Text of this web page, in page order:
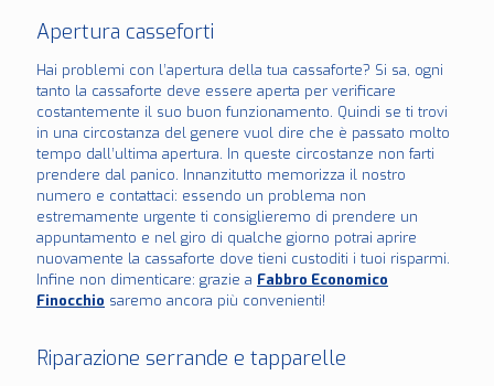
Apertura casseforti
Hai problemi con l’apertura della tua cassaforte? Si sa, ogni
tanto la cassaforte deve essere aperta per verificare
costantemente il suo buon funzionamento. Quindi se ti trovi
in una circostanza del genere vuol dire che è passato molto
tempo dall’ultima apertura. In queste circostanze non farti
prendere dal panico. Innanzitutto memorizza il nostro
numero e contattaci: essendo un problema non
estremamente urgente ti consiglieremo di prendere un
appuntamento e nel giro di qualche giorno potrai aprire
nuovamente la cassaforte dove tieni custoditi i tuoi risparmi.
Infine non dimenticare: grazie a Fabbro Economico
Finocchio saremo ancora più convenienti!
Riparazione serrande e tapparelle